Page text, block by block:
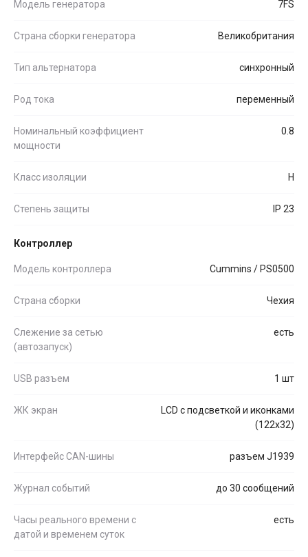
Модель генератора 7FS
Страна сборки генератора Великобритания
Тип альтернатора синхронный
Род тока переменный
Номинальный коэффициент
мощности
0.8
Класс изоляции H
Степень защиты IP 23
Контроллер
Модель контроллера Cummins / PS0500
Страна сборки Чехия
Слежение за сетью
(автозапуск)
есть
USB разъем 1 шт
ЖК экран
LCD с подсветкой и иконками
(122x32)
Интерфейс CAN-шины разъем J1939
Журнал событий до 30 сообщений
Часы реального времени с
датой и временем суток
есть